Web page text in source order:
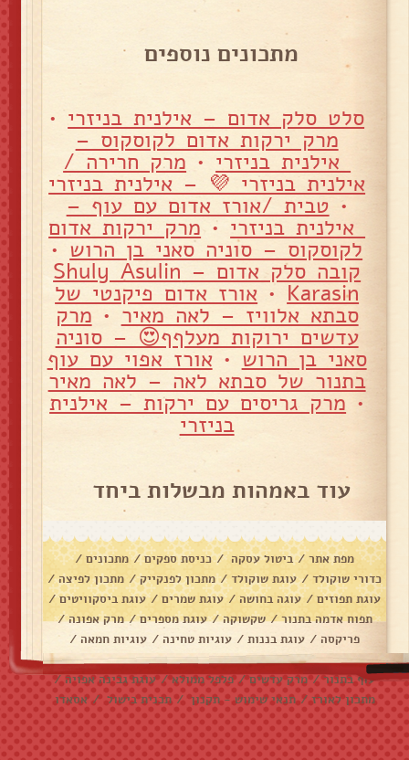
מתכונים נוספים
סלט סלק אדום – אילנית בניזרי•
מרק ירקות אדום לקוסקוס –
אילנית בניזרי • מרק חרירה /
אילנית בניזרי 💜 – אילנית בניזרי
• טבית /אורז אדום עם עוף –
אילנית בניזרי • מרק ירקות אדום
לקוסקוס – סוניה סאני בן הרוש •
קובה סלק אדום – Shuly Asulin
Karasin
• אורז אדום פיקנטי של
סבתא אלוויז – לאה מאיר • מרק
עדשים ירוקות מעלףף😍 – סוניה
סאני בן הרוש •אורז אפוי עם עוף
בתנור של סבתא לאה – לאה מאיר
• מרק גריסים עם ירקות – אילנית
בניזרי
עוד באמהות מבשלות ביחד
מפת אתר/ ביטול עסקה/ כניסת ספקים/ מתכונים /
כדורי שוקולד / עוגת שוקולד / מתכון לפנקייק / מתכון לפיצה/
עוגת תפוזים / עוגה בחושה / עוגת שמרים / עוגת ביסקוויטים/
תפוח אדמה בתנור/ שקשוקה/ עוגת מספרים/ מרק אפונה/
פריקסה / עוגת בננות / עוגיות טחינה / עוגיות חמאה /
עוגיות שוקולד צ׳יפס/ אלפחורס/ בראוניז/ דג מרוקאי/
עוף בתנור/ מרק עדשים/ פלפל ממולא/ עוגת גבינה אפויה/
מתכון לאורז / תנאי שימוש - תקנון / תכנית בישול / אסאדו